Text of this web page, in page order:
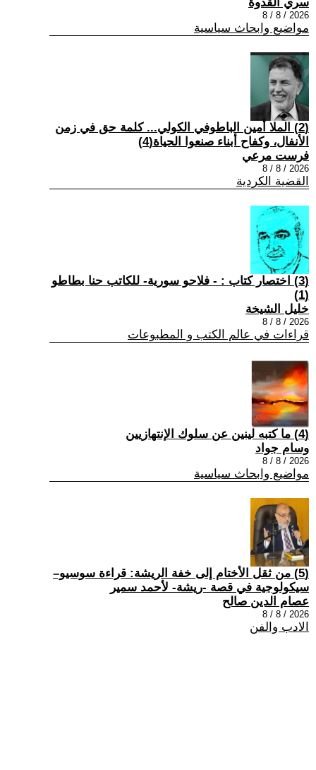
2026 / 8 / 8
مواضيع وابحاث سياسية
(2) الملا أمين الباطوفي الكولي... كلمة حق في زمن
الأنفال، وكفاح أبناء صنعوا الحياة(4)
فرست مرعي
2026 / 8 / 8
القضية الكردية
(3) اختصار كتاب : - فلاحو سورية- للكاتب حنا بطاطو
(1)
خليل الشيخة
2026 / 8 / 8
قراءات في عالم الكتب و المطبوعات
(4) ما كتبه لينين عن سلوك الإنتهازيين
وسام جواد
2026 / 8 / 8
مواضيع وابحاث سياسية
(5) من ثقل الأختام إلى خفة الريشة: قراءة سوسيو–
سيكولوجية في قصة -ريشة- لأحمد سمير
عصام الدين صالح
2026 / 8 / 8
الادب والفن